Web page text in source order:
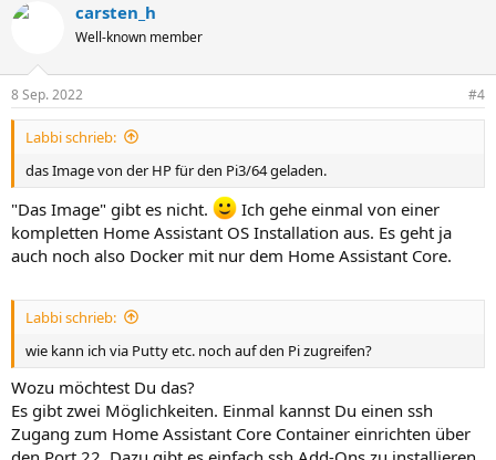
carsten_h
Well-known member
8 Sep. 2022 #4
Labbi schrieb:
das Image von der HP für den Pi3/64 geladen.
"Das Image" gibt es nicht.
Ich gehe einmal von einer
kompletten Home Assistant OS Installation aus. Es geht ja
auch noch also Docker mit nur dem Home Assistant Core.
Labbi schrieb:
wie kann ich via Putty etc. noch auf den Pi zugreifen?
Wozu möchtest Du das?
Es gibt zwei Möglichkeiten. Einmal kannst Du einen ssh
Zugang zum Home Assistant Core Container einrichten über